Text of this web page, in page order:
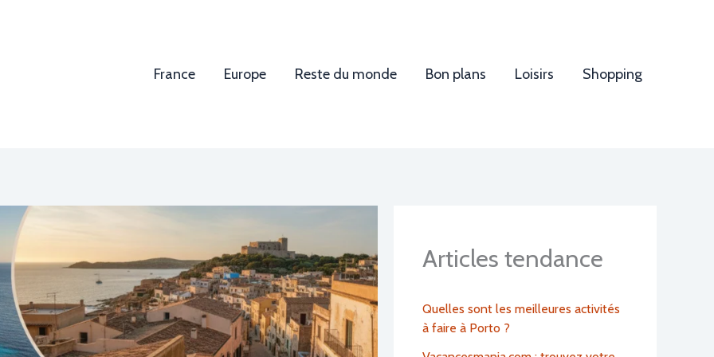
France
Europe Reste du monde Bon plans Loisirs Shopping
Articles tendance
Quelles sont les meilleures activités
à faire à Porto ?